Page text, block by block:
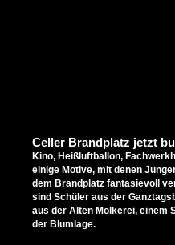
Celler Brandplatz jetzt
Kino, Heißluftballon,
einige Motive, mit denen
dem Brandplatz fantasievoll
sind Schüler aus der
aus der Alten Molkerei, einem
der Blumlage.